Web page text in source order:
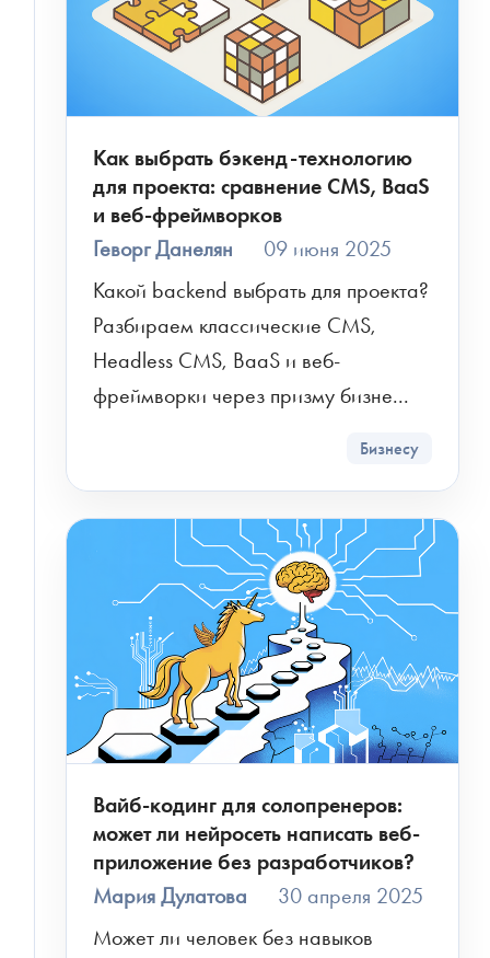
Как выбрать бэкенд-технологию
для проекта: сравнение CMS, BaaS
и веб-фреймворков
Геворг Данелян
09 июня 2025
Какой backend выбрать для проекта?
Разбираем классические CMS,
Headless CMS, BaaS и веб-
фреймворки через призму бизне...
Бизнесу
Вайб-кодинг для солопренеров:
может ли нейросеть написать веб-
приложение без разработчиков?
Мария Дулатова
30 апреля 2025
Может ли человек без навыков